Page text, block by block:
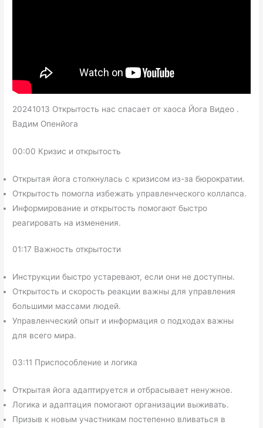
20241013 Открытость нас спасает от хаоса Йога Видео .
Вадим Опенйога
00:00 Кризис и открытость
Открытая йога столкнулась с кризисом из-за бюрократии.
Открытость помогла избежать управленческого коллапса.
Информирование и открытость помогают быстро
реагировать на изменения.
01:17 Важность открытости
Инструкции быстро устаревают, если они не доступны.
Открытость и скорость реакции важны для управления
большими массами людей.
Управленческий опыт и информация о подходах важны
для всего мира.
03:11 Приспособление и логика
Открытая йога адаптируется и отбрасывает ненужное.
Логика и адаптация помогают организации выживать.
Призыв к новым участникам постепенно вливаться в